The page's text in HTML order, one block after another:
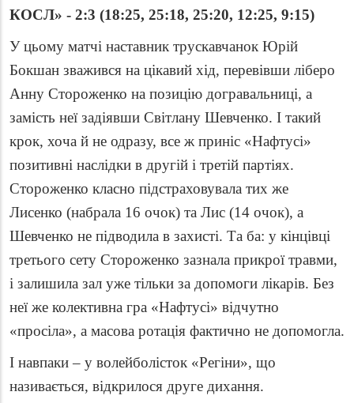
КОСЛ» - 2:3 (18:25, 25:18, 25:20, 12:25, 9:15)
У цьому матчі наставник трускавчанок Юрій
Бокшан зважився на цікавий хід, перевівши ліберо
Анну Стороженко на позицію догравальниці, а
замість неї задіявши Світлану Шевченко. І такий
крок, хоча й не одразу, все ж приніс «Нафтусі»
позитивні наслідки в другій і третій партіях.
Стороженко класно підстраховувала тих же
Лисенко (набрала 16 очок) та Лис (14 очок), а
Шевченко не підводила в захисті. Та ба: у кінцівці
третього сету Стороженко зазнала прикрої травми,
і залишила зал уже тільки за допомоги лікарів. Без
неї же колективна гра «Нафтусі» відчутно
«просіла», а масова ротація фактично не допомогла.
І навпаки – у волейболісток «Регіни», що
називається, відкрилося друге дихання.